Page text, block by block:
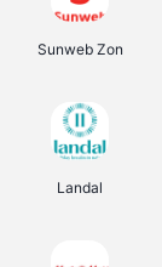
Sunweb Zon
Landal